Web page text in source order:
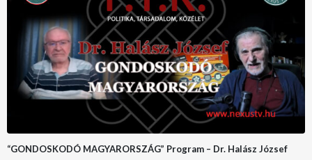
“GONDOSKODÓ MAGYARORSZÁG” Program – Dr. Halász József